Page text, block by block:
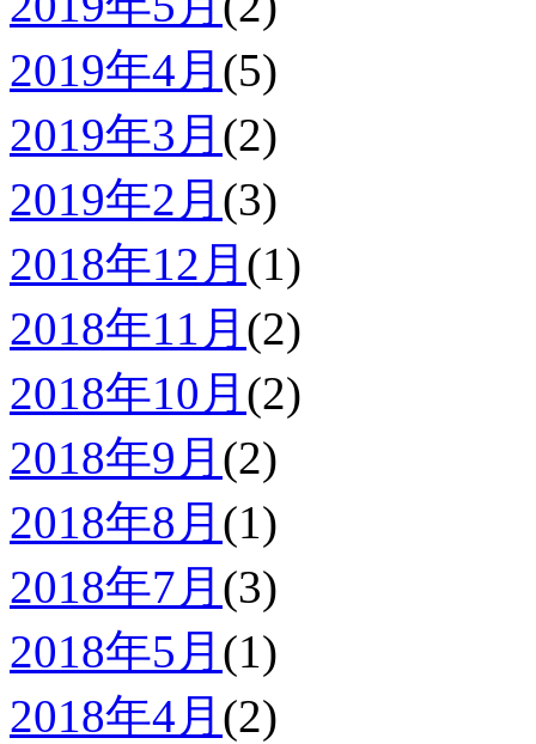
2019年4月 (5)
2019年3月 (2)
2019年2月 (3)
2018年12月 (1)
2018年11月 (2)
2018年10月 (2)
2018年9月 (2)
2018年8月 (1)
2018年7月 (3)
2018年5月 (1)
2018年4月 (2)